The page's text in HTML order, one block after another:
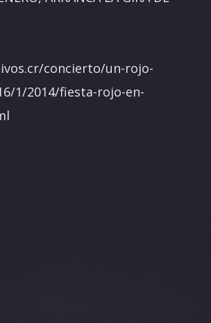
concierto/un-rojo-
1/2014/fiesta-rojo-en-